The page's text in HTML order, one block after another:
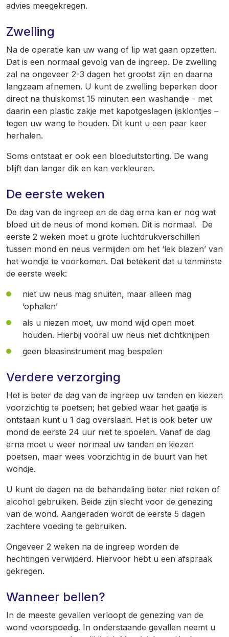
advies meegekregen.
Zwelling
Na de operatie kan uw wang of lip wat gaan opzetten.
Dat is een normaal gevolg van de ingreep. De zwelling
zal na ongeveer 2-3 dagen het grootst zijn en daarna
langzaam afnemen. U kunt de zwelling beperken door
direct na thuiskomst 15 minuten een washandje - met
daarin een plastic zakje met kapotgeslagen ijsklontjes –
tegen uw wang te houden. Dit kunt u een paar keer
herhalen.
Soms ontstaat er ook een bloeduitstorting. De wang
blijft dan langer dik en kan verkleuren.
De eerste weken
De dag van de ingreep en de dag erna kan er nog wat
bloed uit de neus of mond komen. Dit is normaal. De
eerste 2 weken moet u grote luchtdrukverschillen
tussen mond en neus vermijden om het ‘lek blazen’ van
het wondje te voorkomen. Dat betekent dat u tenminste
de eerste week:
niet uw neus mag snuiten, maar alleen mag
‘ophalen’
als u niezen moet, uw mond wijd open moet
houden. Hierbij vooral uw neus niet dichtknijpen
geen blaasinstrument mag bespelen
Verdere verzorging
Het is beter de dag van de ingreep uw tanden en kiezen
voorzichtig te poetsen; het gebied waar het gaatje is
ontstaan kunt u 1 dag overslaan. Het is ook beter uw
mond de eerste 24 uur niet te spoelen. Vanaf de dag
erna moet u weer normaal uw tanden en kiezen
poetsen, maar wees voorzichtig in de buurt van het
wondje.
U kunt de dagen na de behandeling beter niet roken of
alcohol gebruiken. Beide zijn slecht voor de genezing
van de wond. Aangeraden wordt de eerste 5 dagen
zachtere voeding te gebruiken.
Ongeveer 2 weken na de ingreep worden de
hechtingen verwijderd. Hiervoor hebt u een afspraak
gekregen.
Wanneer bellen?
In de meeste gevallen verloopt de genezing van de
wond voorspoedig. In onderstaande gevallen neemt u